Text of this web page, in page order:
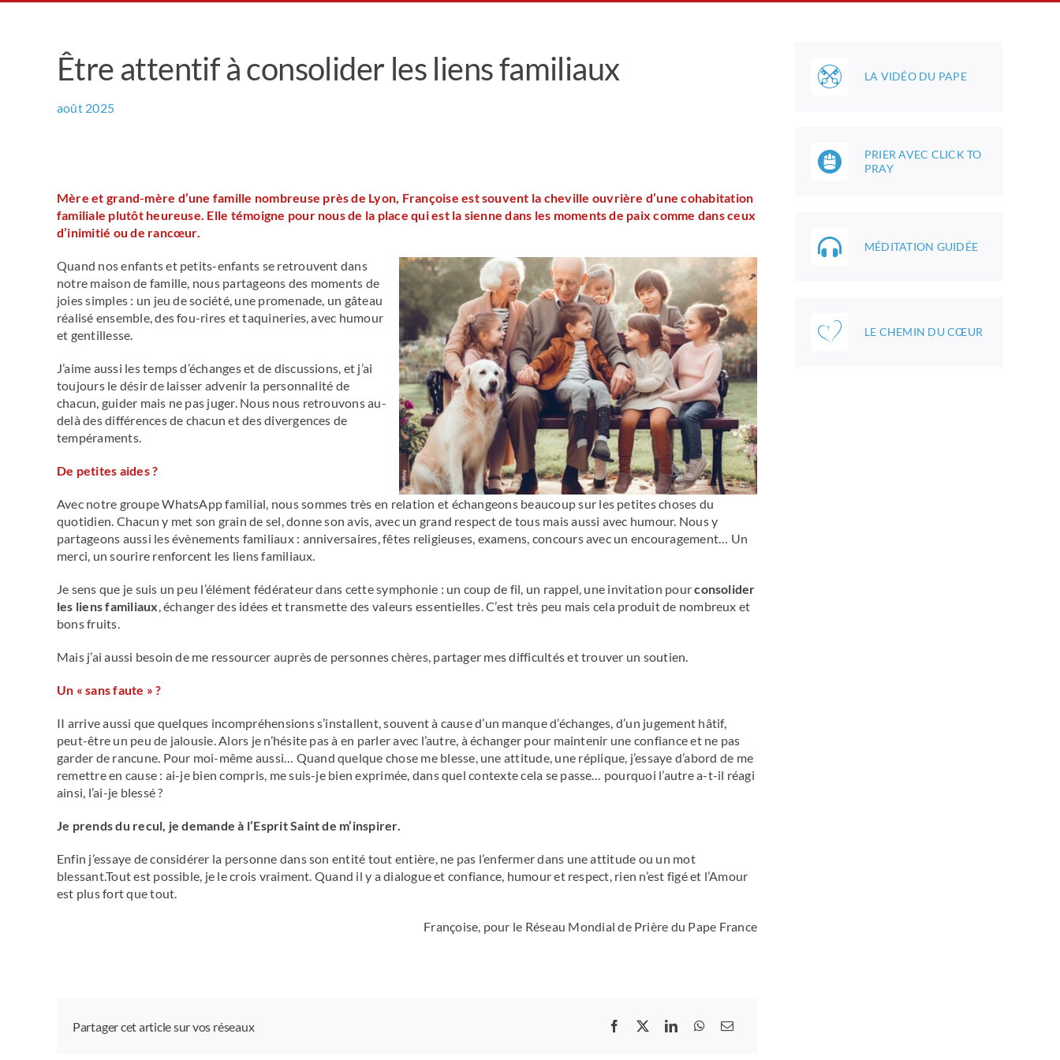
Être attentif à consolider les liens familiaux
août 2025
Mère et grand-mère d’une famille nombreuse près de Lyon, Françoise est souvent la cheville ouvrière d’une cohabitation
familiale plutôt heureuse. Elle témoigne pour nous de la place qui est la sienne dans les moments de paix comme dans ceux
d’inimitié ou de rancœur.
Quand nos enfants et petits-enfants se retrouvent dans
notre maison de famille, nous partageons des moments de
joies simples : un jeu de société, une promenade, un gâteau
réalisé ensemble, des fou-rires et taquineries, avec humour
et gentillesse.
J’aime aussi les temps d’échanges et de discussions, et j’ai
toujours le désir de laisser advenir la personnalité de
chacun, guider mais ne pas juger. Nous nous retrouvons au-
delà des différences de chacun et des divergences de
tempéraments.
De petites aides ?
Avec notre groupe WhatsApp familial, nous sommes très en relation et échangeons beaucoup sur les petites choses du
quotidien. Chacun y met son grain de sel, donne son avis, avec un grand respect de tous mais aussi avec humour. Nous y
partageons aussi les évènements familiaux : anniversaires, fêtes religieuses, examens, concours avec un encouragement… Un
merci, un sourire renforcent les liens familiaux.
Je sens que je suis un peu l’élément fédérateur dans cette symphonie : un coup de fil, un rappel, une invitation pourconsolider
les liens familiaux, échanger des idées et transmette des valeurs essentielles. C’est très peu mais cela produit de nombreux et
bons fruits.
Mais j’ai aussi besoin de me ressourcer auprès de personnes chères, partager mes difficultés et trouver un soutien.
Un « sans faute » ?
II arrive aussi que quelques incompréhensions s’installent, souvent à cause d’un manque d’échanges, d’un jugement hâtif,
peut-être un peu de jalousie. Alors je n’hésite pas à en parler avec l’autre, à échanger pour maintenir une confiance et ne pas
garder de rancune. Pour moi-même aussi… Quand quelque chose me blesse, une attitude, une réplique, j’essaye d’abord de me
remettre en cause : ai-je bien compris, me suis-je bien exprimée, dans quel contexte cela se passe… pourquoi l’autre a-t-il réagi
ainsi, l’ai-je blessé ?
Je prends du recul, je demande à l’Esprit Saint de m’inspirer.
Enfin j’essaye de considérer la personne dans son entité tout entière, ne pas l’enfermer dans une attitude ou un mot
blessant.Tout est possible, je le crois vraiment. Quand il y a dialogue et confiance, humour et respect, rien n’est figé et l’Amour
est plus fort que tout.
Françoise, pour le Réseau Mondial de Prière du Pape France
Partager cet article sur vos réseaux
LA VIDÉO DU PAPE
PRIER AVEC CLICK TO
PRAY
MÉDITATION GUIDÉE
LE CHEMIN DU CŒUR